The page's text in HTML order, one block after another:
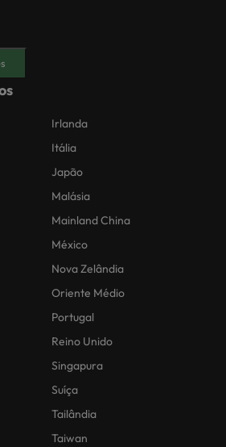
Irlanda
Itália
Japão
Malásia
Mainland China
México
Nova Zelândia
Oriente Médio
Portugal
Reino Unido
Singapura
Suíça
Tailândia
Taiwan